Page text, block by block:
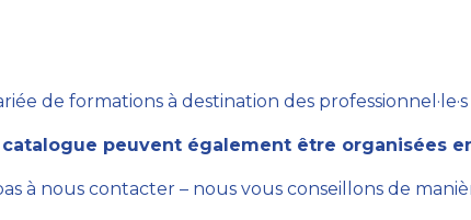
de formations à destination des
peuvent également être organisées
à nous contacter – nous vous conseillons de